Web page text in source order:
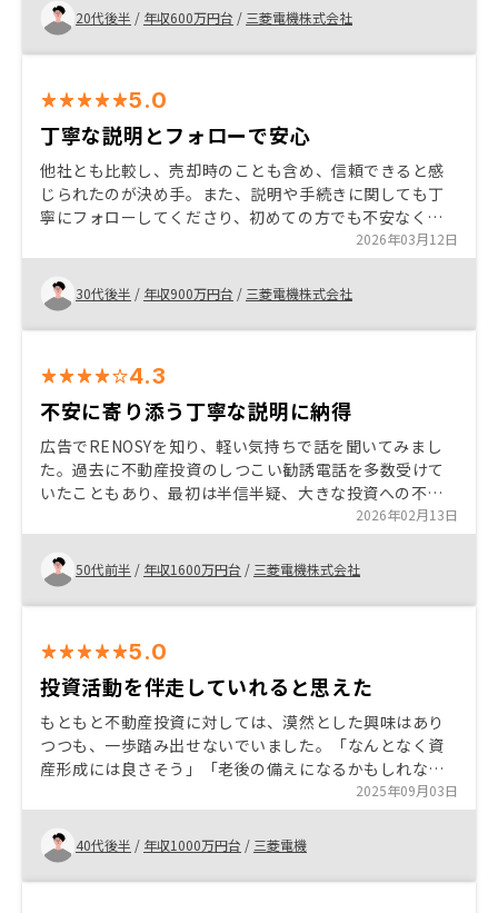
20代後半 / 年収600万円台 / 三菱電機株式会社
5.0
丁寧な説明とフォローで安心
他社とも比較し、売却時のことも含め、信頼できると感
じられたのが決め手。また、説明や手続きに関しても丁
寧にフォローしてくださり、初めての方でも不安なく始
められる。自分のペースで検討できるため、安心できて
良かった。
2026年03月12日
30代後半 / 年収900万円台 / 三菱電機株式会社
4.3
不安に寄り添う丁寧な説明に納得
広告でRENOSYを知り、軽い気持ちで話を聞いてみまし
た。過去に不動産投資のしつこい勧誘電話を多数受けて
いたこともあり、最初は半信半疑、大きな投資への不安
がありましたが、担当者の私の不安に寄り添ってくれる
姿勢を信頼して購入を決めました。上場している最大手
であるということも安心材料です。
2026年02月13日
50代前半 / 年収1600万円台 / 三菱電機株式会社
5.0
投資活動を伴走していれると思えた
もともと不動産投資に対しては、漠然とした興味はあり
つつも、一歩踏み出せないでいました。「なんとなく資
産形成には良さそう」「老後の備えになるかもしれな
い」といったポジティブな印象もありましたが、同時に
「知識が足りない」「リスクがわからない」「失敗した
らどうしよう」といった漠然とした不安が心の中にあり
ました。 特に私の場合、本業が忙しく、金融や不動産の
知識を体系的に学ぶ時間も余裕もなかったため、判断材
2025年09月03日
40代後半 / 年収1000万円台 / 三菱電機